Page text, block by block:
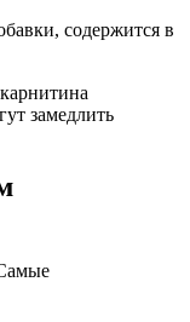
содержится в
замедлить